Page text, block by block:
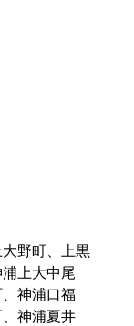
野町、上黒
上大中尾
神浦口福
神浦夏井